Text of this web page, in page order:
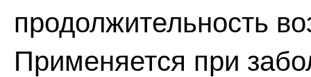
продолжительность
Применяется при